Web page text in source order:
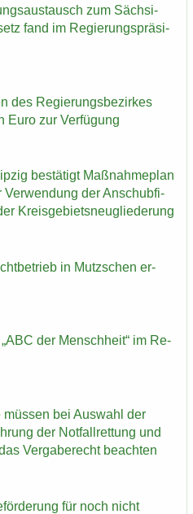
zum Säch­si­
fand im Re­gie­rungs­prä­si­
des Re­gie­rungs­be­zir­kes
Euro zur Ver­fü­gung
be­stä­tigt Maß­nah­me­plan
Ver­wen­dung der An­schub­fi­
Kreis­ge­biets­neu­glie­de­rung
in Mutz­schen er­
der Mensch­heit“ im Re­
bei Aus­wahl der
der Not­fall­ret­tung und
Ver­ga­be­recht be­ach­ten
für noch nicht